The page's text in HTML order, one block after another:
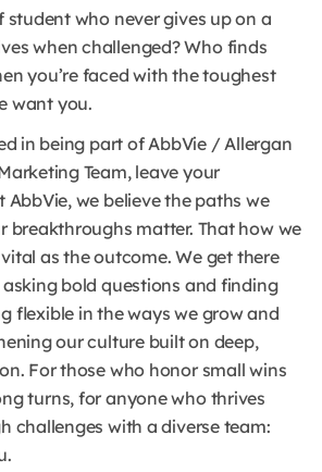
student who never gives up on a
when challenged? Who finds
you’re faced with the toughest
want you.
in being part of AbbVie / Allergan
Team, leave your
we believe the paths we
breakthroughs matter. That how we
as the outcome. We get there
bold questions and finding
flexible in the ways we grow and
our culture built on deep,
For those who honor small wins
turns, for anyone who thrives
challenges with a diverse team: